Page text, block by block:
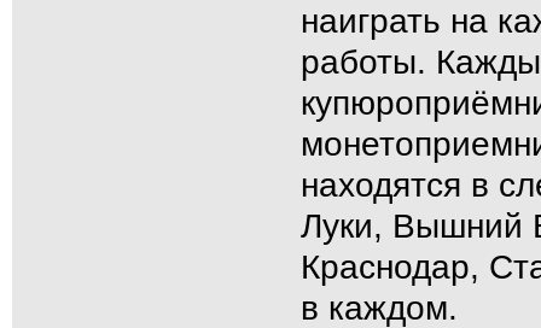
наиграть на
работы.
находятся в
Луки, Вышний
Краснодар,
в каждом.